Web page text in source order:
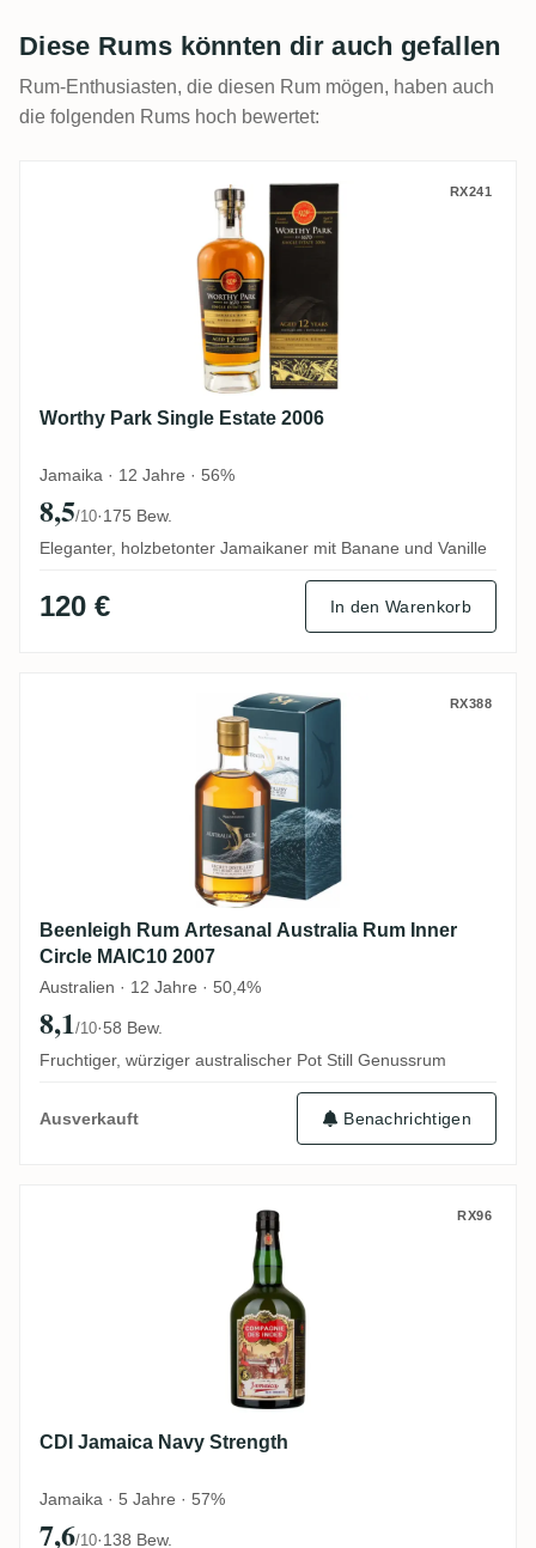
Diese Rums könnten dir auch gefallen
Rum-Enthusiasten, die diesen Rum mögen, haben auch
die folgenden Rums hoch bewertet:
Worthy Park Single Estate 2006 RX241
Worthy Park Single Estate 2006
Jamaika · 12 Jahre · 56%
8,5/10·175 Bew.
Eleganter, holzbetonter Jamaikaner mit Banane und Vanille
120 € In den Warenkorb
Beenleigh Rum Artesanal Australia Rum
RX388
Beenleigh Rum Artesanal Australia Rum Inner
Circle MAIC10 2007
Australien · 12 Jahre · 50,4%
8,1/10·58 Bew.
Fruchtiger, würziger australischer Pot Still Genussrum
Ausverkauft Benachrichtigen
CDI Jamaica Navy Strength RX96
CDI Jamaica Navy Strength
Jamaika · 5 Jahre · 57%
7,6/10·138 Bew.